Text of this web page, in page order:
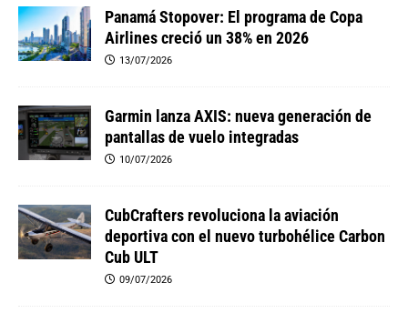
Panamá Stopover: El programa de Copa
Airlines creció un 38% en 2026
13/07/2026
Garmin lanza AXIS: nueva generación de
pantallas de vuelo integradas
10/07/2026
CubCrafters revoluciona la aviación
deportiva con el nuevo turbohélice Carbon
Cub ULT
09/07/2026